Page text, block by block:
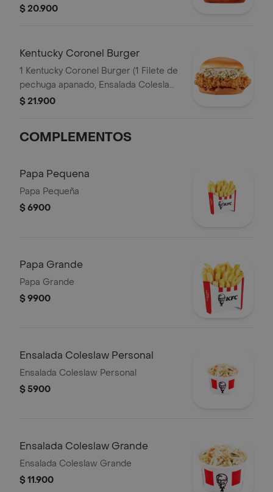
mayonesa premium y mantequilla)
$ 20.900
Kentucky Coronel Burger
1 Kentucky Coronel Burger (1 Filete de
pechuga apanado, Ensalada Coleslaw,
BBQ y mantequilla)
$ 21.900
COMPLEMENTOS
Papa Pequena
Papa Pequeña
$ 6900
Papa Grande
Papa Grande
$ 9900
Ensalada Coleslaw Personal
Ensalada Coleslaw Personal
$ 5900
Ensalada Coleslaw Grande
Ensalada Coleslaw Grande
$ 11.900